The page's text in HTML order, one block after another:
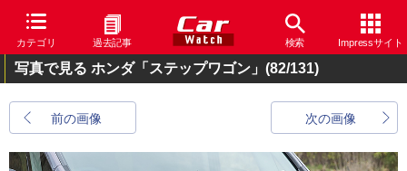
カテゴリ 過去記事 検索 Impressサイト
写真で見る ホンダ「ステップワゴン」 (82/131)
前の画像 次の画像